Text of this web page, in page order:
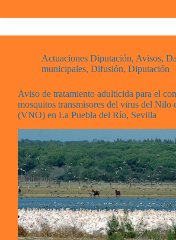
Actuaciones Diputación, Avisos,
municipales, Difusión, Diputación
Aviso de tratamiento adulticida para el
mosquitos transmisores del virus del Nilo
(VNO) en La Puebla del Río, Sevilla